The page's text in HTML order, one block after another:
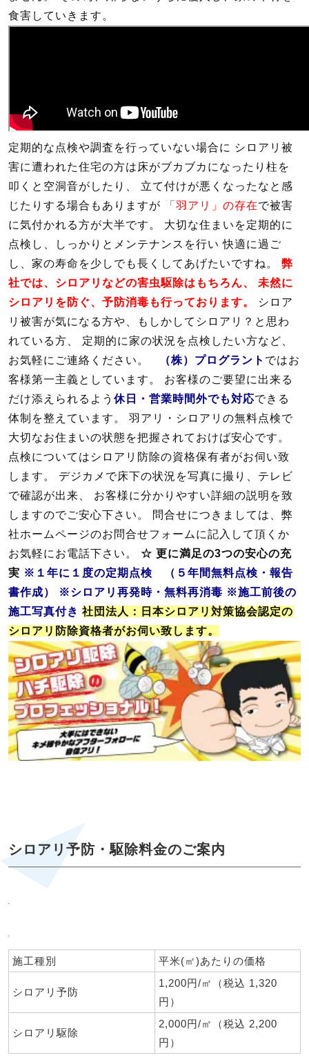
食害していきます。
定期的な点検や調査を行っていない場合に シロアリ被
害に遭われた住宅の方は床がブカブカになったり柱を
叩くと空洞音がしたり、 立て付けが悪くなったなと感
じたりする場合もありますが
「羽アリ」の存在で被害
に気付かれる方が大半です。 大切な住まいを定期的に
点検し、しっかりとメンテナンスを行い 快適に過ご
し、家の寿命を少しでも長くしてあげたいですね。 弊
社では、シロアリなどの害虫駆除はもちろん、
未然に
シロアリを防ぐ、予防消毒も行っております。
シロア
リ被害が気になる方や、もしかしてシロアリ？と思わ
れている方、 定期的に家の状況を点検したい方など、
お気軽にご連絡ください。
（株）プログラント ではお
客様第一主義としています。 お客様のご要望に出来る
だけ添えられるよう 休日・営業時間外でも対応できる
体制を整えています。 羽アリ・シロアリの無料点検で
大切なお住まいの状態を把握されておけば安心です。
点検についてはシロアリ防除の資格保有者がお伺い致
します。 デジカメで床下の状況を写真に撮り、テレビ
で確認が出来、 お客様に分かりやすい詳細の説明を致
しますのでご安心下さい。 問合せにつきましては、弊
社ホームページのお問合せフォームに記入して頂くか
お気軽にお電話下さい。 ☆ 更に満足の3つの安心の充
実 ※１年に１度の定期点検 （５年間無料点検・報告
書作成）
※シロアリ再発時・無料再消毒 ※施工前後の
施工写真付き 社団法人：日本シロアリ対策協会認定の
シロアリ防除資格者がお伺い致します。
シロアリ予防・駆除料金のご案内
施工種別 平米(㎡)あたりの価格
シロアリ予防
1,200円/㎡（税込 1,320
円）
シロアリ駆除
2,000円/㎡（税込 2,200
円）